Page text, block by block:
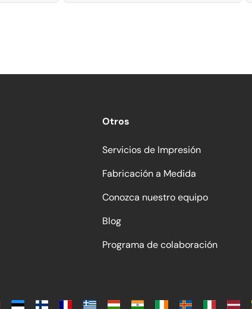
Otros
Servicios de Impresión
Fabricación a Medida
Conozca nuestro equipo
Blog
Programa de colaboración